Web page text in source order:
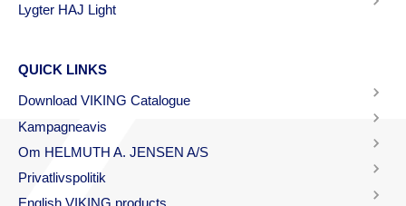
Lygter HAJ Light
QUICK LINKS
Download VIKING Catalogue
Kampagneavis
Om HELMUTH A. JENSEN A/S
Privatlivspolitik